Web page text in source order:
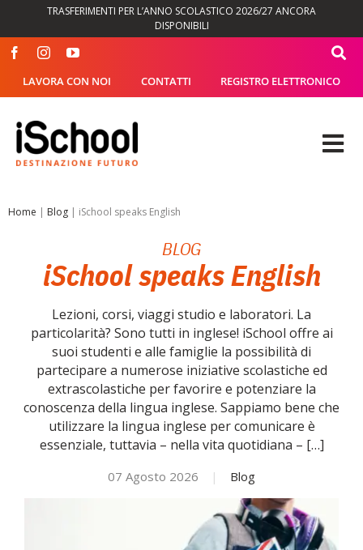
contenuto
TRASFERIMENTI PER L’ANNO SCOLASTICO 2026/27 ANCORA
DISPONIBILI
LAVORA CON NOI CONTATTI REGISTRO ELETTRONICO
ISCHOOL
NOVITÀ
ISCRIVITI
Home | Blog| iSchool speaks English
BLOG
iSchool speaks English
Lezioni, corsi, viaggi studio e laboratori. La
particolarità? Sono tutti in inglese! iSchool offre ai
suoi studenti e alle famiglie la possibilità di
partecipare a numerose iniziative scolastiche ed
extrascolastiche per favorire e potenziare la
conoscenza della lingua inglese. Sappiamo bene che
utilizzare la lingua inglese per comunicare è
essenziale, tuttavia – nella vita quotidiana – […]
07 Agosto 2026 | Blog